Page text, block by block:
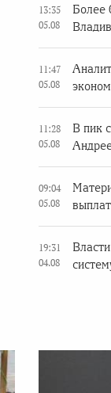
13:35
05.08
Более
11:47
05.08
11:28
05.08
В пик
09:04
05.08
19:31
04.08